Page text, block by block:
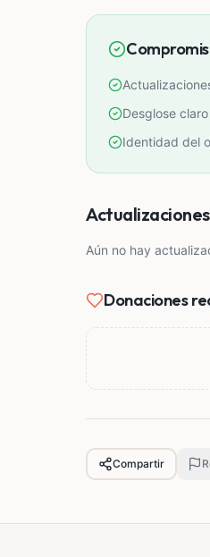
Por eso, hemos
destinados a
Tratamientos
Terapias de
Cuidados
también nos
Gracias de
brindarnos.
Desglose
Identidad del
Aún no hay
Donaciones
Compartir